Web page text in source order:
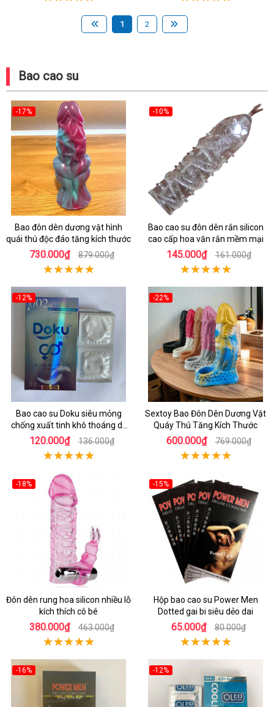
1 2
Bao cao su
-17%
Bao đôn dên dương vật hình
quái thú độc đáo tăng kích thước
730.000₫ 879.000₫
-10%
Bao cao su đôn dên rắn silicon
cao cấp hoa văn rắn mềm mại
145.000₫ 161.000₫
-12%
Bao cao su Doku siêu mỏng
chống xuất tinh khô thoáng dễ
chịu
120.000₫ 136.000₫
-22%
Sextoy Bao Đôn Dên Dương Vật
Quáy Thú Tăng Kích Thước
600.000₫ 769.000₫
-18%
Đôn dên rung hoa silicon nhiều lỗ
kích thích cô bé
380.000₫ 463.000₫
-15%
Hộp bao cao su Power Men
Dotted gai bi siêu dẻo dai
65.000₫ 80.000₫
-16% -12%